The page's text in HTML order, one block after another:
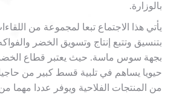
بالوزارة.
يأتي هذا الاجتماع تبعا لمجموعة من
بتنسيق وتتبع إنتاج وتسويق الخضر
بجهة سوس ماسة. حيث يعتبر قطاع الخضر
حيويا يساهم في تلبية قسط كبير من
من المنتجات الفلاحية ويوفر عددا مهما